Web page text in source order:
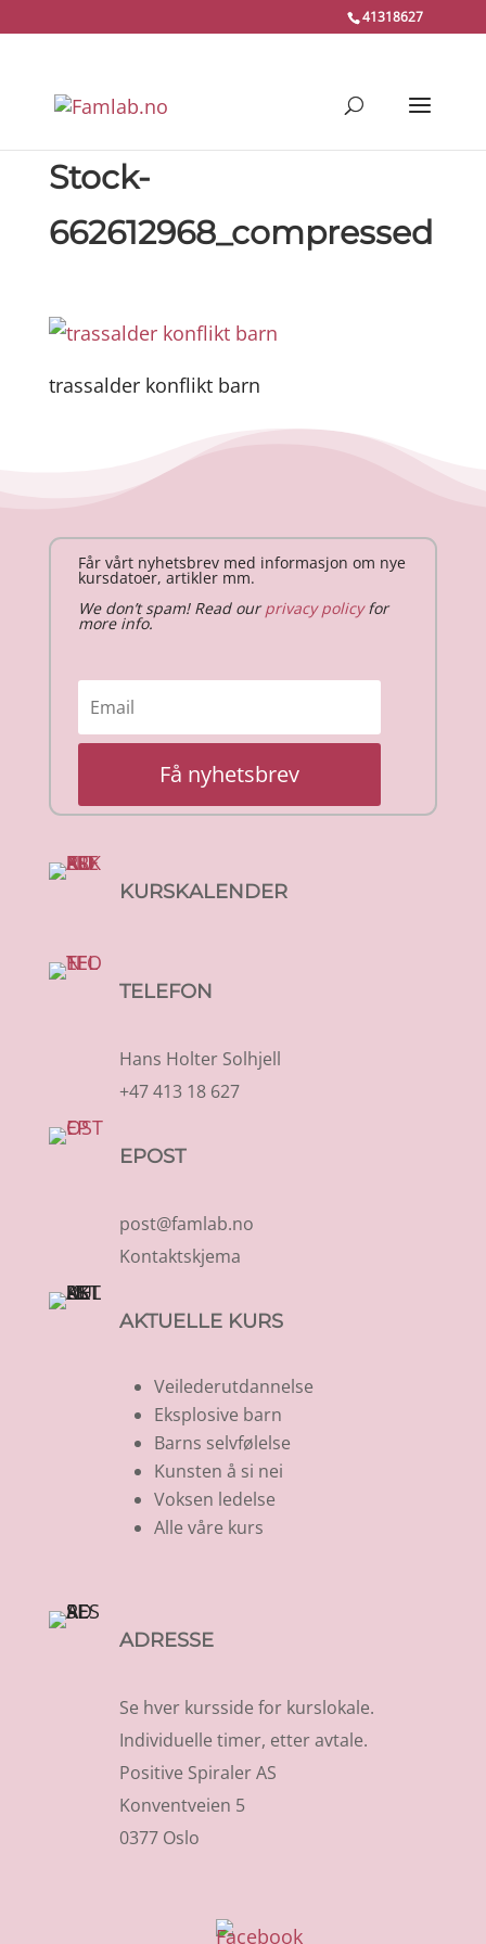
41318627
Stock-
662612968_compressed
trassalder konflikt barn
Får vårt nyhetsbrev med informasjon om nye
kursdatoer, artikler mm.
We don’t spam! Read ourprivacy policyfor
more info.
Få nyhetsbrev
KURSKALENDER
TELEFON
Hans Holter Solhjell
+47 413 18 627
EPOST
post@famlab.no
Kontaktskjema
AKTUELLE KURS
Veilederutdannelse
Eksplosive barn
Barns selvfølelse
Kunsten å si nei
Voksen ledelse
Alle våre kurs
ADRESSE
Se hver kursside for kurslokale.
Individuelle timer, etter avtale.
Positive Spiraler AS
Konventveien 5
0377 Oslo